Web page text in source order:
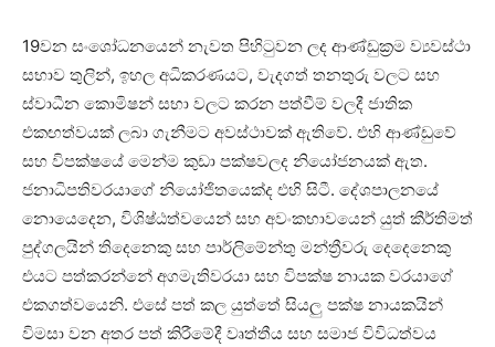
19වන සංශෝධනයෙන් නැවත පිහිටුවන ලද ආණ්ඩුක්‍රම ව්‍යවස්ථා
සභාව තුලින්, ඉහල අධිකරණයට, වැදගත් තනතුරු වලට සහ
ස්වාධීන කොමිෂන් සභා වලට කරන පත්වීම් වලදී ජාතික
එකඟත්වයක් ලබා ගැනීමට අවස්ථාවක් ඇතිවේ. එහි ආණ්ඩුවේ
සහ විපක්ෂයේ මෙන්ම කුඩා පක්ෂවලද නියෝජනයක් ඇත.
ජනාධිපතිවරයාගේ නියෝජිතයෙක්ද එහි සිටී. දේශපාලනයේ
නොයෙදෙන, විශිෂ්ඨත්වයෙන් සහ අවංකභාවයෙන් යුත් කීර්තිමත්
පුද්ගලයින් තිදෙනෙකු සහ පාර්ලිමේන්තු මන්ත්‍රීවරු දෙදෙනෙකු
එයට පත්කරන්නේ අගමැතිවරයා සහ විපක්ෂ නායක වරයාගේ
එකගත්වයෙනි. එසේ පත් කල යුත්තේ සියලු පක්ෂ නායකයින්
විමසා වන අතර පත් කිරීමේදී වෘත්තීය සහ සමාජ විවිධත්වය